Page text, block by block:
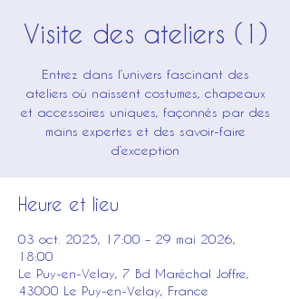
Visite des ateliers (1)
Entrez dans l’univers fascinant des
ateliers où naissent costumes, chapeaux
et accessoires uniques, façonnés par des
mains expertes et des savoir-faire
d’exception
Heure et lieu
03 oct. 2025, 17:00 – 29 mai 2026,
18:00
Le Puy-en-Velay, 7 Bd Maréchal Joffre,
43000 Le Puy-en-Velay, France